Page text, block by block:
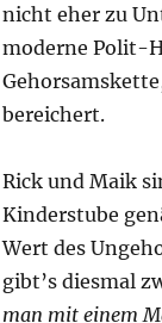
nicht eher zu
moderne Polit-
bereichert.
Rick und Maik
Kinderstube
Wert des
gibt’s diesmal
man mit einem